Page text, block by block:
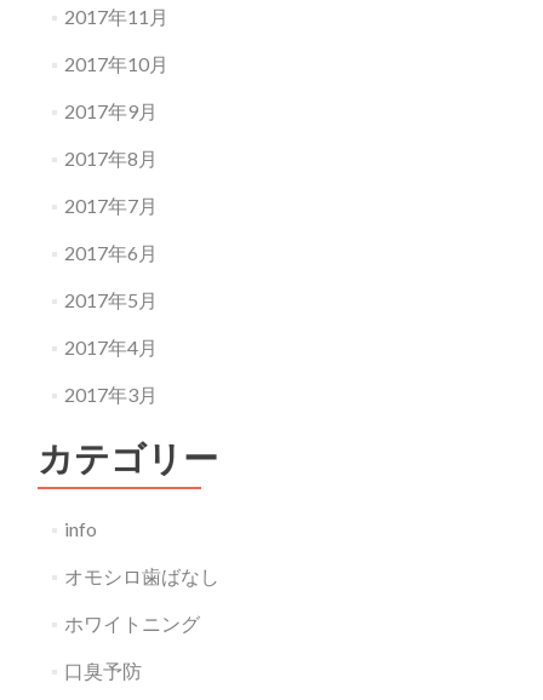
2017年11月
2017年10月
2017年9月
2017年8月
2017年7月
2017年6月
2017年5月
2017年4月
2017年3月
カテゴリー
info
オモシロ歯ばなし
ホワイトニング
口臭予防